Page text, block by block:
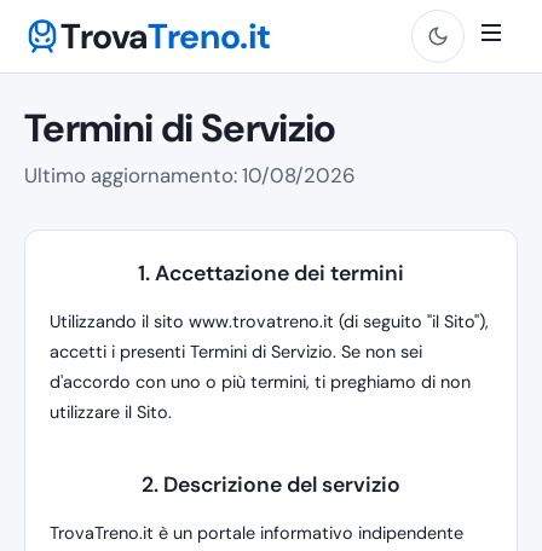
TrovaTreno.it
Termini di Servizio
Ultimo aggiornamento: 10/08/2026
1. Accettazione dei termini
Utilizzando il sito www.trovatreno.it (di seguito "il Sito"),
accetti i presenti Termini di Servizio. Se non sei
d'accordo con uno o più termini, ti preghiamo di non
utilizzare il Sito.
2. Descrizione del servizio
TrovaTreno.it è un portale informativo indipendente